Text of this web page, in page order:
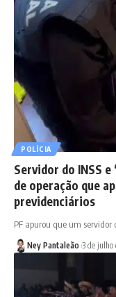
POLÍCIA
Servidor do INSS e
de operação que
previdenciários
PF apurou que um
Ney Pantaleão 3 de julho